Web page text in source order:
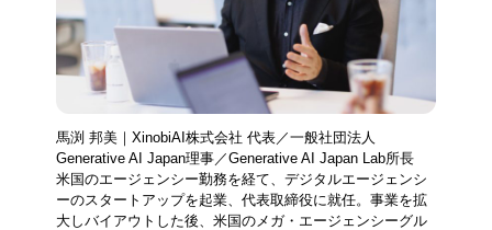
馬渕 邦美｜XinobiAI株式会社 代表／一般社団法人
Generative AI Japan理事／Generative AI Japan Lab所長
米国のエージェンシー勤務を経て、デジタルエージェンシ
ーのスタートアップを起業、代表取締役に就任。事業を拡
大しバイアウトした後、米国のメガ・エージェンシーグル